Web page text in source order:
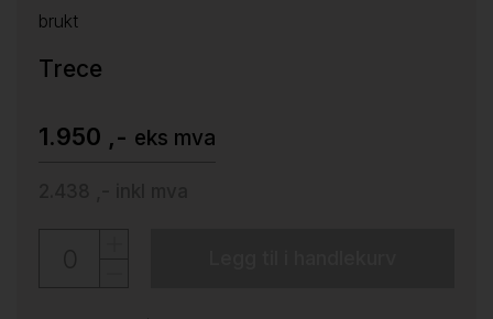
brukt
Trece
1.950 ,- eks mva